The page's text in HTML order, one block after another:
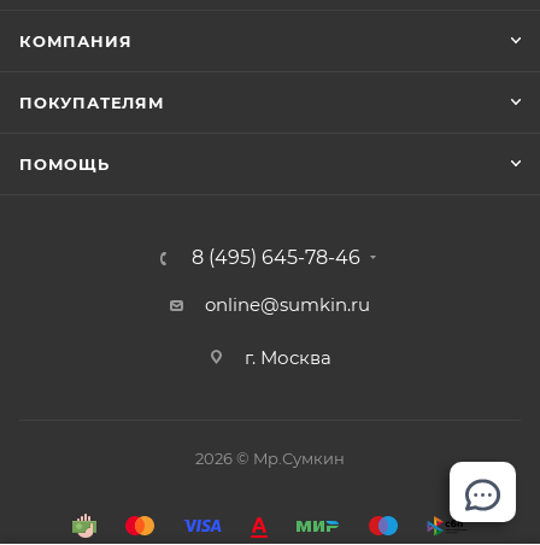
КОМПАНИЯ
ПОКУПАТЕЛЯМ
ПОМОЩЬ
8 (495) 645-78-46
online@sumkin.ru
г. Москва
2026 © Mр.Сумкин